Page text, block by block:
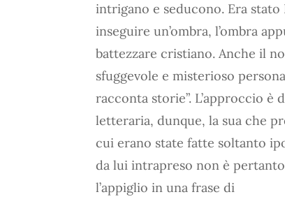
intrigano e seducono. Era
inseguire un’ombra, l’ombra
battezzare cristiano. Anche il
sfuggevole e misterioso
racconta storie”. L’approccio è
letteraria, dunque, la sua che
cui erano state fatte soltanto
da lui intrapreso non è
l’appiglio in una frase di